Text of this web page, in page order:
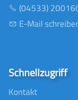
(04533)
E-Mail
Schnellzugriff
Kontakt